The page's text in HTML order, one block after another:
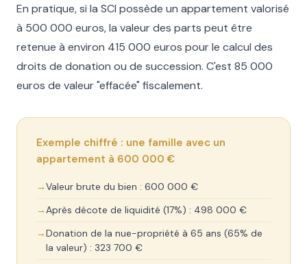
En pratique, si la SCI possède un appartement valorisé
à 500 000 euros, la valeur des parts peut être
retenue à environ 415 000 euros pour le calcul des
droits de donation ou de succession. C'est 85 000
euros de valeur "effacée" fiscalement.
Exemple chiffré : une famille avec un
appartement à 600 000 €
Valeur brute du bien : 600 000 €
Après décote de liquidité (17%) : 498 000 €
Donation de la nue-propriété à 65 ans (65% de
la valeur) : 323 700 €